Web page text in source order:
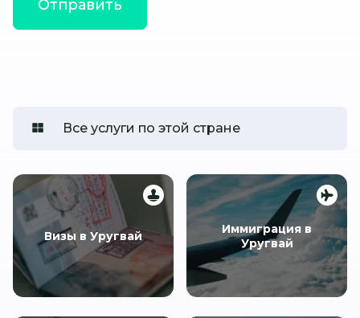
Все услуги по этой стране
Визы в Уругвай
Иммиграция в
Уругвай